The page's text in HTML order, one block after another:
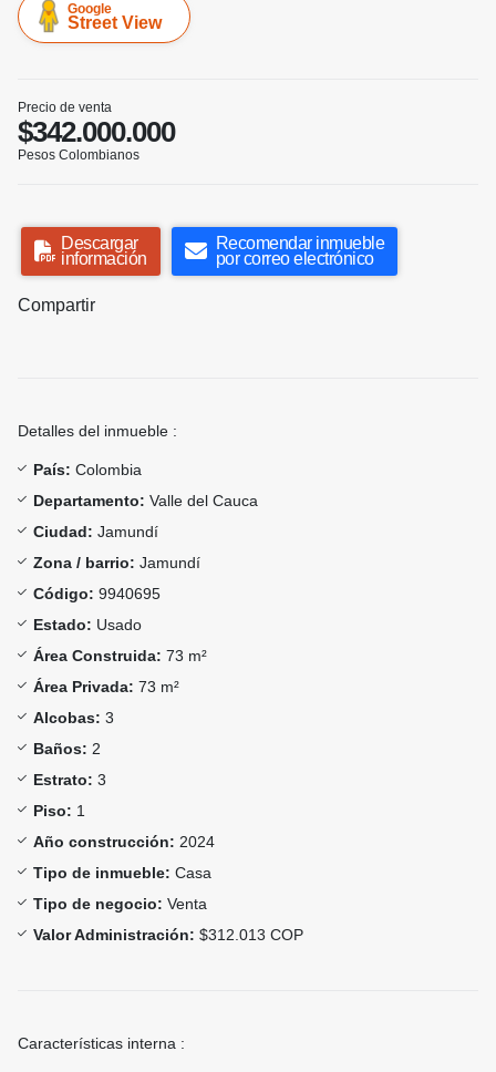
Google
Street View
Precio de venta
$342.000.000
Pesos Colombianos
Descargar
información
Recomendar inmueble
por correo electrónico
Compartir
Detalles del inmueble :
País: Colombia
Departamento: Valle del Cauca
Ciudad: Jamundí
Zona / barrio: Jamundí
Código: 9940695
Estado: Usado
Área Construida: 73 m²
Área Privada: 73 m²
Alcobas: 3
Baños: 2
Estrato: 3
Piso: 1
Año construcción: 2024
Tipo de inmueble: Casa
Tipo de negocio: Venta
Valor Administración: $312.013 COP
Características interna :